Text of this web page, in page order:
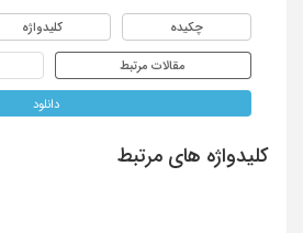
چکیده کلیدواژه
مقالات مرتبط
دانلود
کلیدواژه های مرتبط